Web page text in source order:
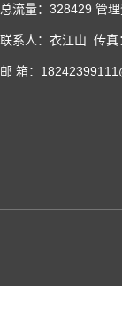
总流量：328429 管
联系人：衣江山 传
邮 箱：